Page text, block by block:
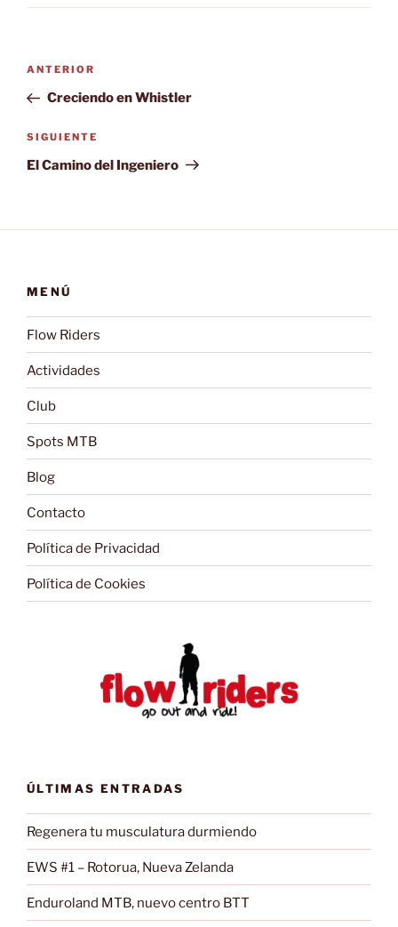
Navegación
entradas
Entrada
anterior:
ANTERIOR
Creciendo en Whistler
Siguiente
entrada
SIGUIENTE
El Camino del Ingeniero
MENÚ
Flow Riders
Actividades
Club
Spots MTB
Blog
Contacto
Política de Privacidad
Política de Cookies
ÚLTIMAS ENTRADAS
Regenera tu musculatura durmiendo
EWS #1 – Rotorua, Nueva Zelanda
Enduroland MTB, nuevo centro BTT